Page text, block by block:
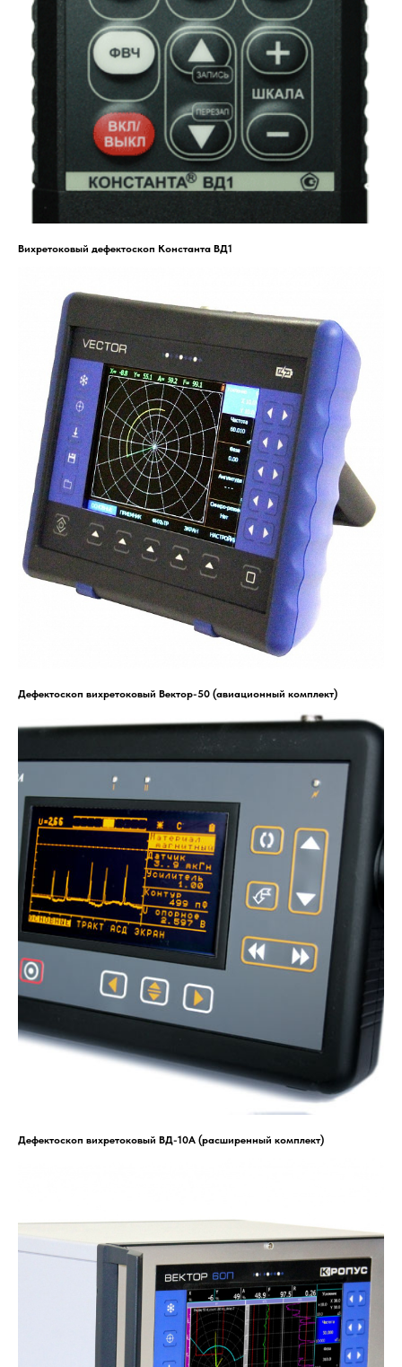
Вихретоковый дефектоскоп Константа ВД1
Дефектоскоп вихретоковый Вектор-50 (авиационный комплект)
Дефектоскоп вихретоковый ВД-10А (расширенный комплект)